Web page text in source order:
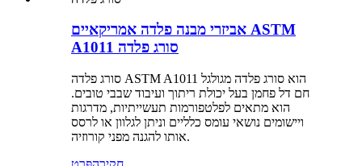
אביזרי מבנה פלדה אמריקאיים ASTM
A1011 סורג פלדה
סורג פלדה ASTM A1011 הוא סורג פלדה מגולגל
חם דל פחמן בעל יכולת ריתוך ועיבוד שבבי טובים.
הוא מתאים לפלטפורמות תעשייתיות, מדרגות
ויישומים נושאי עומס כלליים וניתן לגלוון או לרסס
אותו להגנה מפני קורוזיה.